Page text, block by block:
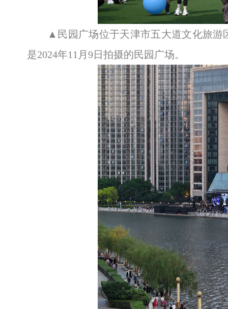
▲民园广场位于天津市五大道文化旅游
是2024年11月9日拍摄的民园广场。